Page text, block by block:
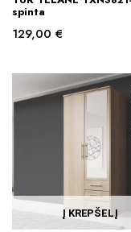
spinta
129,00 €
Į KREPŠELĮ